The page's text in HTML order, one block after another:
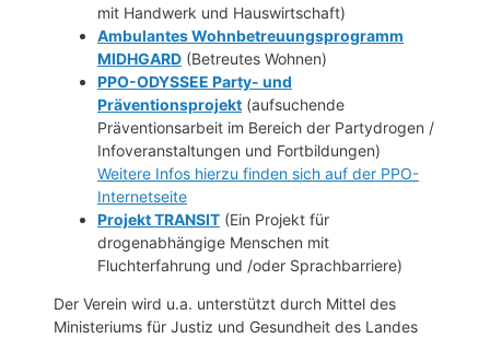
mit Handwerk und Hauswirtschaft)
Ambulantes Wohnbetreuungsprogramm
MIDHGARD (Betreutes Wohnen)
PPO-ODYSSEE Party- und
Präventionsprojekt (aufsuchende
Präventionsarbeit im Bereich der Partydrogen /
Infoveranstaltungen und Fortbildungen)
Weitere Infos hierzu finden sich auf der PPO-
Internetseite
Projekt TRANSIT (Ein Projekt für
drogenabhängige Menschen mit
Fluchterfahrung und /oder Sprachbarriere)
Der Verein wird u.a. unterstützt durch Mittel des
Ministeriums für Justiz und Gesundheit des Landes